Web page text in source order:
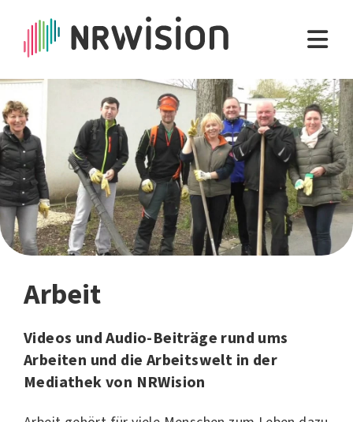
Arbeit
Videos und Audio-Beiträge rund ums
Arbeiten und die Arbeitswelt in der
Mediathek von NRWision